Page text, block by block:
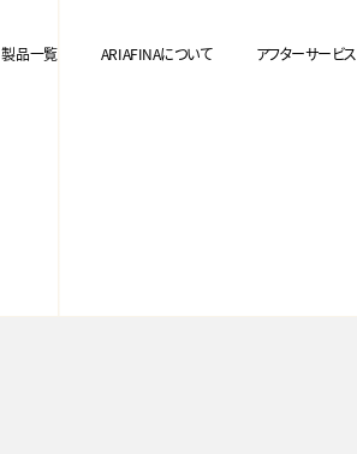
製品一覧 ARIAFINAについて アフターサービス